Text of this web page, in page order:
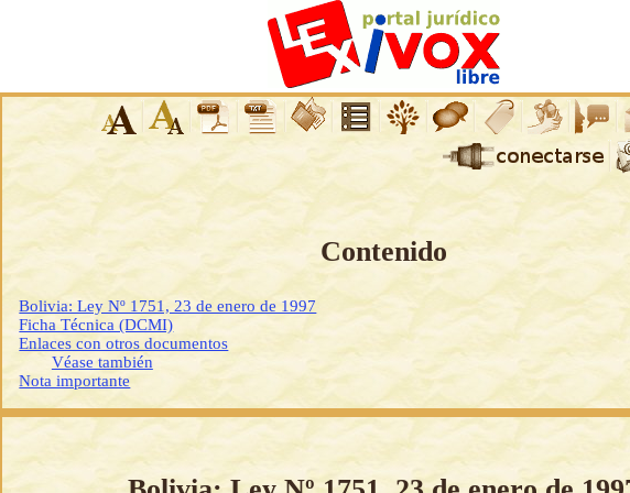
Contenido
Bolivia: Ley Nº 1751, 23 de enero de 1997
Ficha Técnica (DCMI)
Enlaces con otros documentos
Véase también
Nota importante